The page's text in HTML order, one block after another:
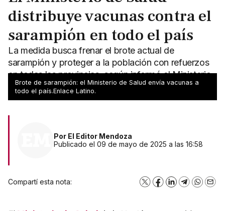
distribuye vacunas contra el
sarampión en todo el país
La medida busca frenar el brote actual de
sarampión y proteger a la población con refuerzos
en todas las provincias, según informó el Ministerio
de Salud.
Brote de sarampión: el Ministerio de Salud envía vacunas a
todo el país.Enlace Latino.
Por El Editor Mendoza
Publicado el 09 de mayo de 2025 a las 16:58
Compartí esta nota: X Facebook
LinkedInTelegram